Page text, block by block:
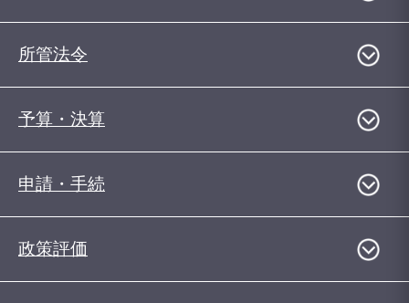
所管法令
予算・決算
申請・手続
政策評価